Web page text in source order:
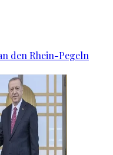
den Rhein-Pegeln